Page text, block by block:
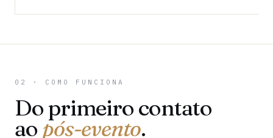
02 · COMO FUNCIONA
Do primeiro contato
ao pós-evento.